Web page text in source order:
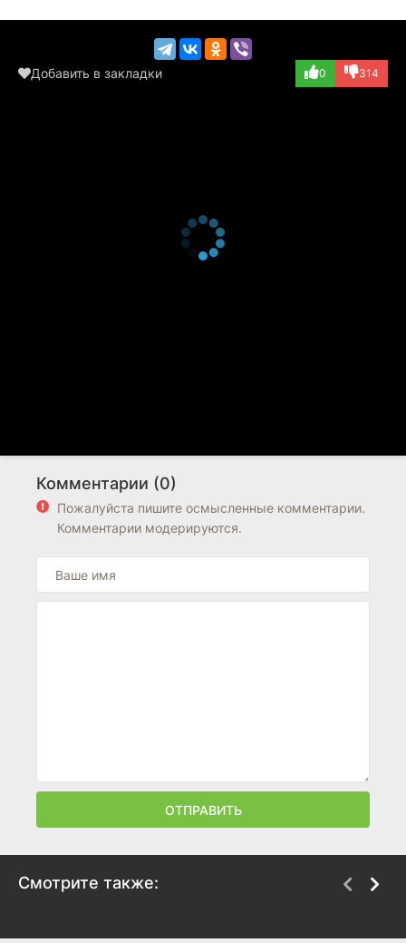
Добавить в закладки 0 314
Комментарии (0)
Пожалуйста пишите осмысленные комментарии.
Комментарии модерируются.
ОТПРАВИТЬ
Смотрите также: